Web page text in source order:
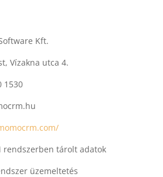
Kft.
Vízakna utca 4.
1530
rendszerben tárolt adatok
üzemeltetés